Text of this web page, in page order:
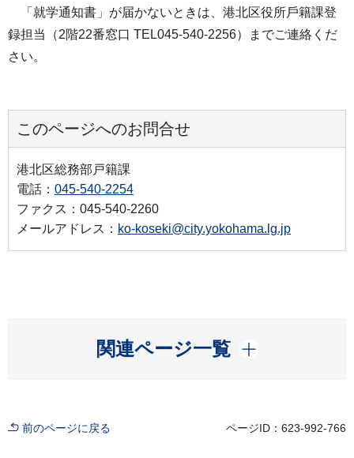
「就学通知書」が届かないときは、港北区役所⼾籍課登
録担当（2階22番窓⼝ TEL045-540-2256）までご連絡くだ
さい。
このページへのお問合せ
港北区総務部戸籍課
電話： 045-540-2254
ファクス：045-540-2260
メールアドレス： ko-koseki@city.yokohama.lg.jp
関連ページ一覧
開く
前のページに戻る ページID：623-992-766